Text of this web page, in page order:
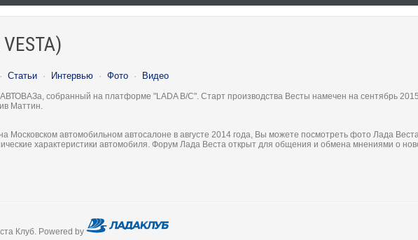
· Статьи · Интервью · Фото · Видео
собранный на платформе "LADA B/C". Старт производства Весты намечен на сентябрь
Маттин.
Московском автомобильном автосалоне в августе 2014 года, Вы можете посмотреть фото Лада
характеристики автомобиля. Форум Лада Веста открыт для общения и обмена мнениями о
Клуб. Powered by